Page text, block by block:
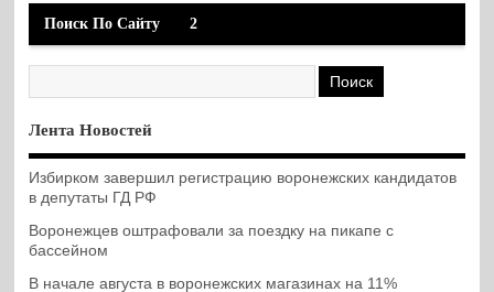
Поиск По Сайту 2
Лента Новостей
Избирком завершил регистрацию воронежских кандидатов
в депутаты ГД РФ
Воронежцев оштрафовали за поездку на пикапе с
бассейном
В начале августа в воронежских магазинах на 11%